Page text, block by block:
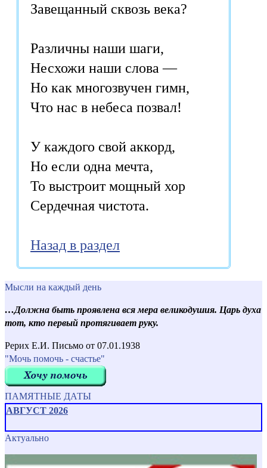
Завещанный сквозь века?
Различны наши шаги,
Несхожи наши слова —
Но как многозвучен гимн,
Что нас в небеса позвал!
У каждого свой аккорд,
Но если одна мечта,
То выстроит мощный хор
Сердечная чистота.
Назад в раздел
Мысли на каждый день
…Должна быть проявлена вся мера великодушия. Царь духа
тот, кто первый протягивает руку.
Рерих Е.И. Письмо от 07.01.1938
"Мочь помочь - счастье"
ПАМЯТНЫЕ ДАТЫ
АВГУСТ 2026
Актуально